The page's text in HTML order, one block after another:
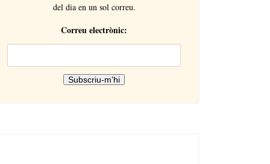
del dia en un sol correu.
Correu electrònic: